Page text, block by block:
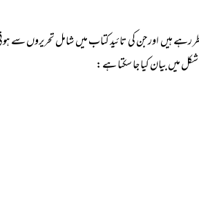
رہے ہیں اور جن کی تائید کتاب میں شامل تحریروں سے
میں بیان کیا جا سکتا ہے: